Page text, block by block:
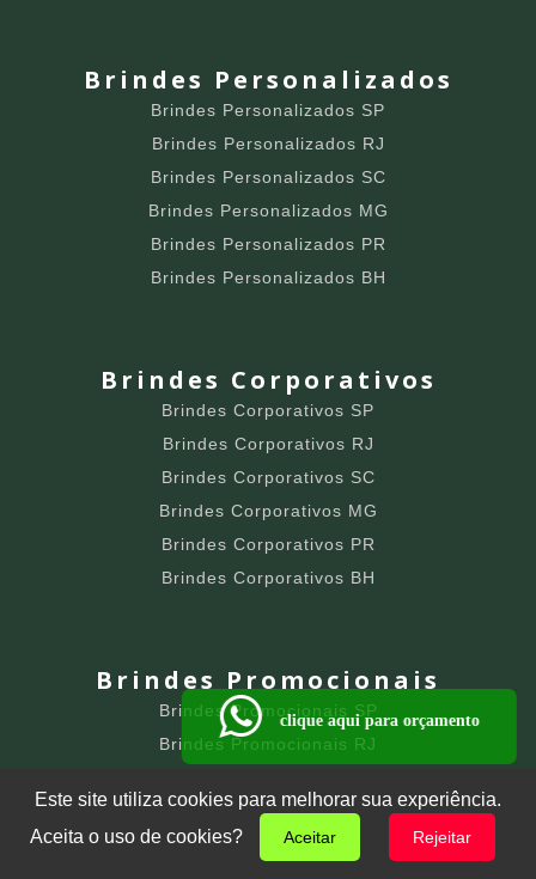
Brindes Personalizados
Brindes Personalizados SP
Brindes Personalizados RJ
Brindes Personalizados SC
Brindes Personalizados MG
Brindes Personalizados PR
Brindes Personalizados BH
Brindes Corporativos
Brindes Corporativos SP
Brindes Corporativos RJ
Brindes Corporativos SC
Brindes Corporativos MG
Brindes Corporativos PR
Brindes Corporativos BH
Brindes Promocionais
Brindes Promocionais SP
Brindes Promocionais RJ
Brindes Promocionais MG
Brindes Promocionais PR
clique aqui para orçamento
Este site utiliza cookies para melhorar sua experiência.
Aceita o uso de cookies?
Aceitar Rejeitar